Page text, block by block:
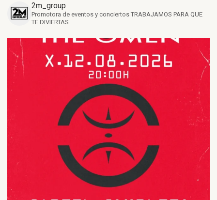
2m_group
Promotora de eventos y conciertos TRABAJAMOS PARA QUE
TE DIVIERTAS